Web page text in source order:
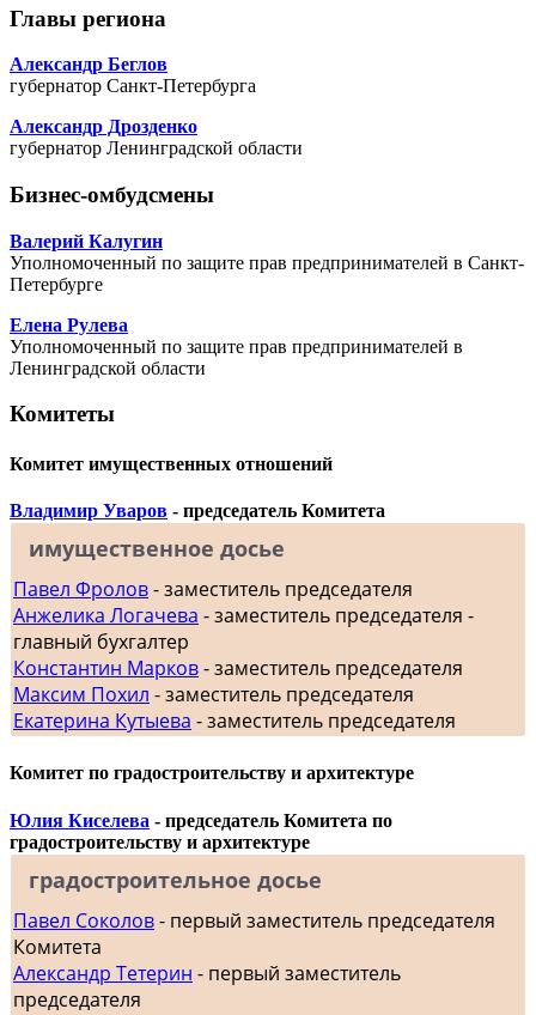
Главы региона
Александр Беглов
губернатор Санкт-Петербурга
Александр Дрозденко
губернатор Ленинградской области
Бизнес-омбудсмены
Валерий Калугин
Уполномоченный по защите прав предпринимателей в Санкт-
Петербурге
Елена Рулева
Уполномоченный по защите прав предпринимателей в
Ленинградской области
Комитеты
Комитет имущественных отношений
Владимир Уваров - председатель Комитета
имущественное досье
Павел Фролов- заместитель председателя
Анжелика Логачева - заместитель председателя -
главный бухгалтер
Константин Марков- заместитель председателя
Максим Похил - заместитель председателя
Екатерина Кутыева - заместитель председателя
Комитет по градостроительству и архитектуре
Юлия Киселева - председатель Комитета по
градостроительству и архитектуре
градостроительное досье
Павел Соколов- первый заместитель председателя
Комитета
Александр Тетерин - первый заместитель
председателя